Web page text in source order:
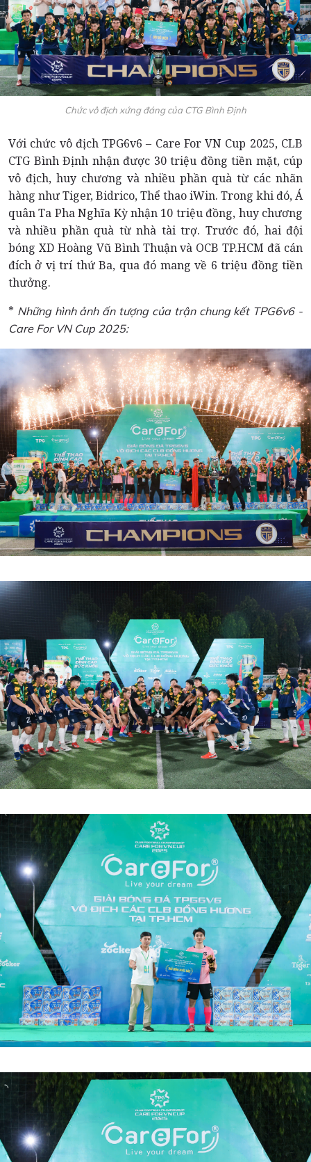
Chức vô địch xứng đáng của CTG Bình Định
Với chức vô địch TPG6v6 – Care For VN Cup 2025, CLB
CTG Bình Định nhận được 30 triệu đồng tiền mặt, cúp
vô địch, huy chương và nhiều phần quà từ các nhãn
hàng như Tiger, Bidrico, Thể thao iWin. Trong khi đó, Á
quân Ta Pha Nghĩa Kỳ nhận 10 triệu đồng, huy chương
và nhiều phần quà từ nhà tài trợ. Trước đó, hai đội
bóng XD Hoàng Vũ Bình Thuận và OCB TP.HCM đã cán
đích ở vị trí thứ Ba, qua đó mang về 6 triệu đồng tiền
thưởng.
* Những hình ảnh ấn tượng của trận chung kết TPG6v6 -
Care For VN Cup 2025: